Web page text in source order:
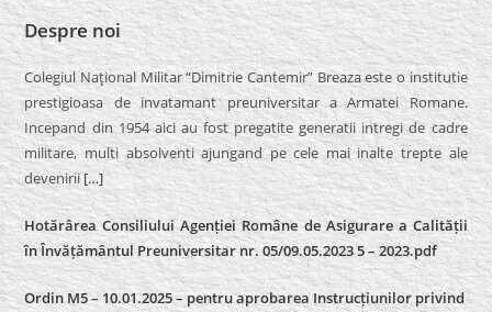
Despre noi
Colegiul Naţional Militar “Dimitrie Cantemir” Breaza este o institutie
prestigioasa de invatamant preuniversitar a Armatei Romane.
Incepand din 1954 aici au fost pregatite generatii intregi de cadre
militare, multi absolventi ajungand pe cele mai inalte trepte ale
devenirii […]
Hotărârea Consiliului Agenției Române de Asigurare a Calității
în Învățământul Preuniversitar nr. 05/09.05.2023 5 – 2023.pdf
Ordin M5 – 10.01.2025 – pentru aprobarea Instrucțiunilor privind